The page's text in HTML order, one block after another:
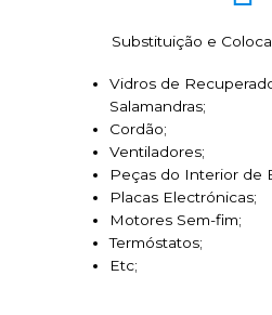
Substituição e
Vidros de
Salamandras;
Cordão;
Ventiladores;
Peças do Interior de
Placas Electrónicas;
Motores Sem-fim;
Termóstatos;
Etc;